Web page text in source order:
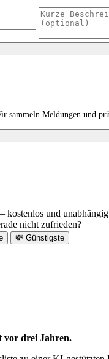
sammeln Meldungen und
kostenlos und
nicht zufrieden?
💸 Günstigste
vor drei Jahren.